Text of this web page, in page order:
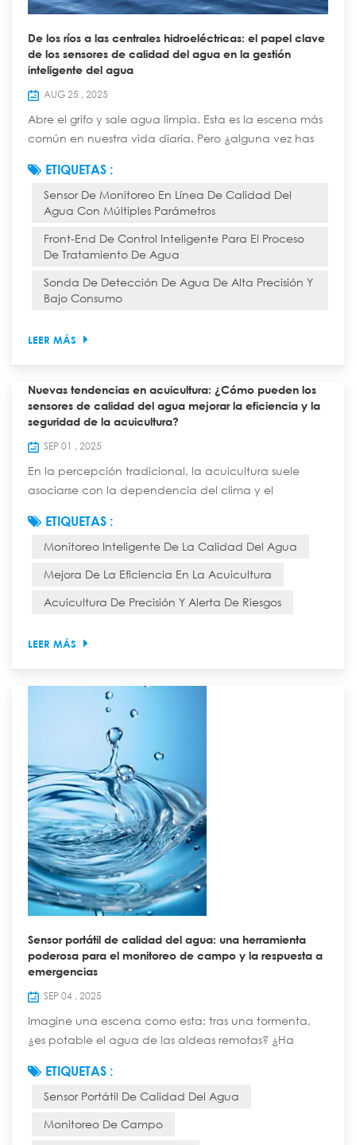
De los ríos a las centrales hidroeléctricas: el papel clave
de los sensores de calidad del agua en la gestión
inteligente del agua
AUG 25 , 2025
Abre el grifo y sale agua limpia. Esta es la escena más
común en nuestra vida diaria. Pero ¿alguna vez has
recorrido un largo, complejo y tecnológicamente
avanzado "viaje inteligente" desde una fuente natural
hasta el grifo de tu casa? En este viaje, diversos
sensores de calidad del agua garantizan la seguridad
de cada gota y cumplen la función de "cen...
ETIQUETAS :
Sensor De Monitoreo En Línea De Calidad Del
Agua Con Múltiples Parámetros
Front-End De Control Inteligente Para El Proceso
De Tratamiento De Agua
Sonda De Detección De Agua De Alta Precisión Y
Bajo Consumo
LEER MÁS
Nuevas tendencias en acuicultura: ¿Cómo pueden los
sensores de calidad del agua mejorar la eficiencia y la
seguridad de la acuicultura?
SEP 01 , 2025
En la percepción tradicional, la acuicultura suele
asociarse con la dependencia del clima y el
observando su color, el clima y el comportamiento del
ganado. Esto no solo requiere mucha mano de obra,
deterioro repentino de la calidad del agua puede
provocar la aniquilación total del ejército y enormes...
ETIQUETAS :
Monitoreo Inteligente De La Calidad Del Agua
Mejora De La Eficiencia En La Acuicultura
Acuicultura De Precisión Y Alerta De Riesgos
LEER MÁS
Sensor portátil de calidad del agua: una herramienta
poderosa para el monitoreo de campo y la respuesta a
emergencias
SEP 04 , 2025
Imagine una escena como esta: tras una tormenta,
¿es potable el agua de las aldeas remotas? ¿Ha
debido a un accidente ambiental repentino? ¿Cómo
puede un equipo de expedición científica evaluar
descubierto en la selva profunda de la montaña? En
ETIQUETAS :
Sensor Portátil De Calidad Del Agua
Monitoreo De Campo